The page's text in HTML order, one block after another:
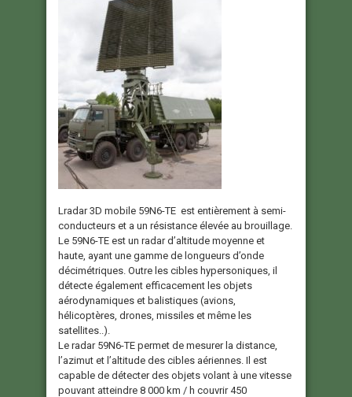
Lradar 3D mobile 59N6-TE est entièrement à semi-
conducteurs et a un résistance élevée au brouillage.
Le 59N6-ТЕ est un radar d’altitude moyenne et
haute, ayant une gamme de longueurs d’onde
décimétriques. Outre les cibles hypersoniques, il
détecte également efficacement les objets
aérodynamiques et balistiques (avions,
hélicoptères, drones, missiles et même les
satellites..).
Le radar 59N6-ТЕ permet de mesurer la distance,
l’azimut et l’altitude des cibles aériennes. Il est
capable de détecter des objets volant à une vitesse
pouvant atteindre 8 000 km / h couvrir 450